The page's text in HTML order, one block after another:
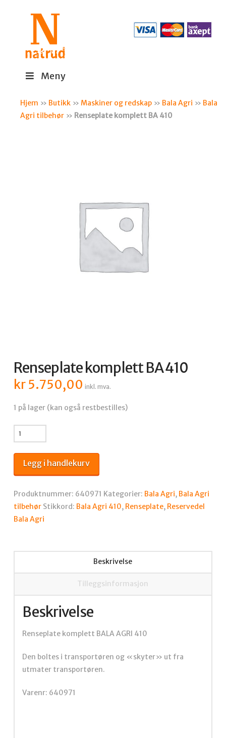
Meny
Hjem » Butikk »Maskiner og redskap » Bala Agri » Bala
Agri tilbehør » Renseplate komplett BA 410
Renseplate komplett BA 410
kr5.750,00 inkl. mva.
1 på lager (kan også restbestilles)
Renseplate
komplett
BA
410
Legg i handlekurv
Produktnummer: 640971 Kategorier: Bala Agri, Bala Agri
tilbehør Stikkord: Bala Agri 410, Renseplate, Reservedel
Bala Agri
Beskrivelse
Tilleggsinformasjon
Beskrivelse
Renseplate komplett BALA AGRI 410
Den boltes i transportøren og «skyter» ut fra
utmater transportøren.
Varenr: 640971